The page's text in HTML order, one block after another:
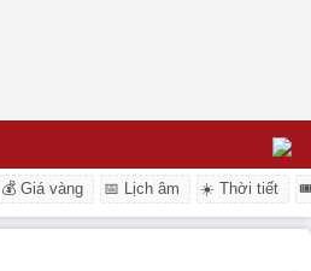
💰 Giá vàng 📅 Lịch âm ☀️ Thời tiết